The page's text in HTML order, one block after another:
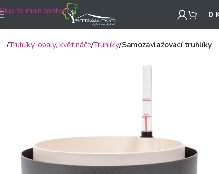
Skip to main content 0
Truhlíky, obaly, květináče Truhlíky Samozavlažovací truhlíky